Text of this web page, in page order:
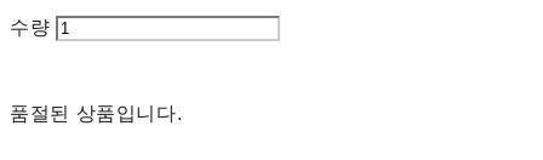
수량
품절된 상품입니다.